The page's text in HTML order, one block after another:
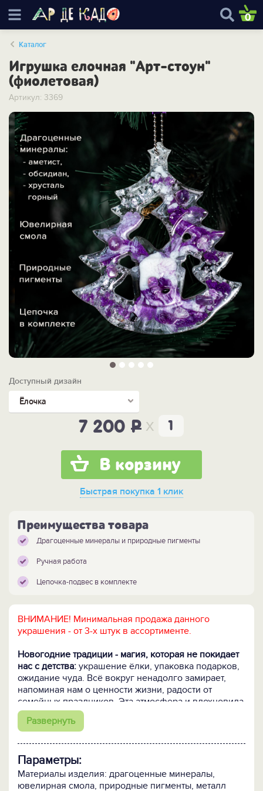
0
Каталог
Игрушка елочная "Арт-стоун"
(фиолетовая)
Артикул: 3369
Доступный дизайн
Ёлочка
7 200 P x
В корзину
Быстрая покупка 1 клик
Преимущества товара
Драгоценные минералы и природные пигменты
Ручная работа
Цепочка-подвес в комплекте
ВНИМАНИЕ! Минимальная продажа данного
украшения - от 3-х штук в ассортименте.
Новогодние традиции - магия, которая не покидает
нас с детства: украшение ёлки, упаковка подарков,
ожидание чуда. Всё вокруг ненадолго замирает,
напоминая нам о ценности жизни, радости от
семейных праздников. Эта атмосфера и вдохновила
создателей елочных игрушек из ювелирной смолы
с природными пигментами, инкрустированных
Елочная игрушка из коллекции "Арт-стоун"
упакована в бархатный мешочек и дополнена
Развернуть
Параметры:
Материалы изделия: драгоценные минералы,
ювелирная смола, природные пигменты, металл